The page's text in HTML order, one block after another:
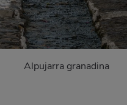
Alpujarra granadina